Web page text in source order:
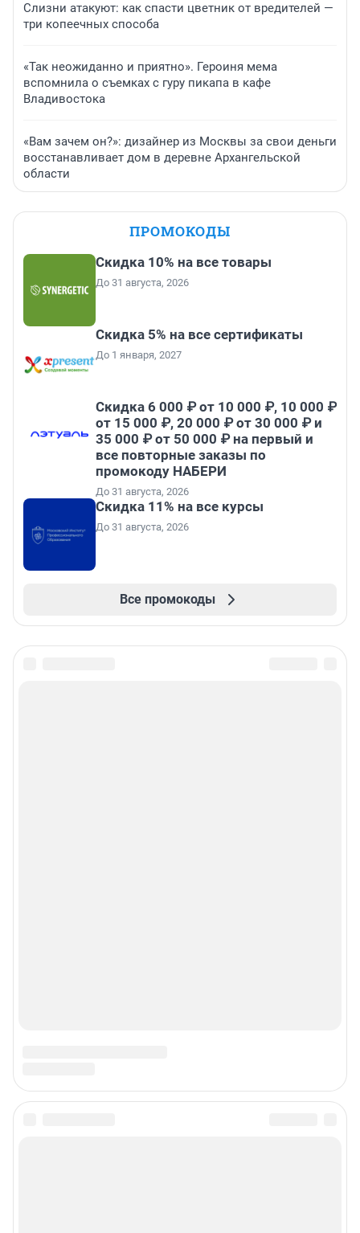
Слизни атакуют: как спасти цветник от вредителей —
три копеечных способа
«Так неожиданно и приятно». Героиня мема
вспомнила о съемках с гуру пикапа в кафе
Владивостока
«Вам зачем он?»: дизайнер из Москвы за свои деньги
восстанавливает дом в деревне Архангельской
области
ПРОМОКОДЫ
Скидка 10% на все товары
До 31 августа, 2026
Скидка 5% на все сертификаты
До 1 января, 2027
Скидка 6 000 ₽ от 10 000 ₽, 10 000 ₽
от 15 000 ₽, 20 000 ₽ от 30 000 ₽ и
35 000 ₽ от 50 000 ₽ на первый и
все повторные заказы по
промокоду НАБЕРИ
До 31 августа, 2026
Скидка 11% на все курсы
До 31 августа, 2026
Все промокоды